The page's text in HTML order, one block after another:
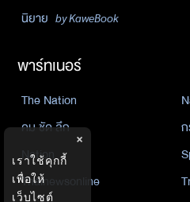
นิยาย by KaweBook
พาร์ทเนอร์
The Nation
คม ชัด ลึก
Nation
Thainewsonline
×
เราใช้คุกกี้
เพื่อให้
เว็บไซต์